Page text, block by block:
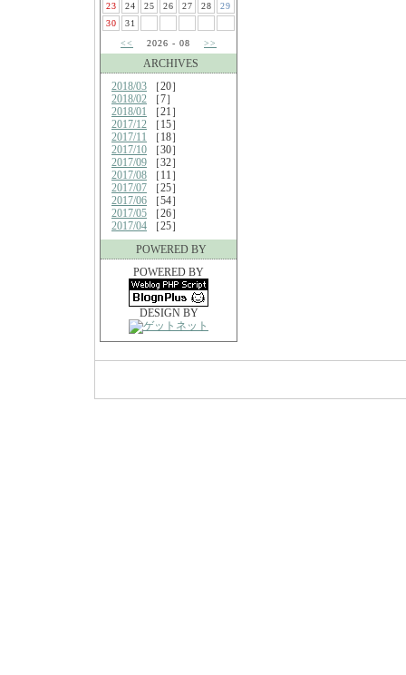
23
24 25 26 27 28
29
30
31
<<
2026 - 08 >>
ARCHIVES
2018/03 ［20］
2018/02 ［7］
2018/01 ［21］
2017/12 ［15］
2017/11 ［18］
2017/10 ［30］
2017/09 ［32］
2017/08 ［11］
2017/07 ［25］
2017/06 ［54］
2017/05 ［26］
2017/04 ［25］
POWERED BY
POWERED BY
DESIGN BY